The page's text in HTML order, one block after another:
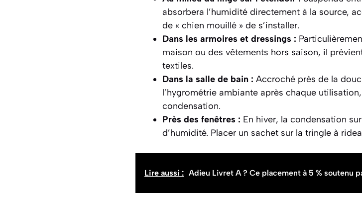
absorbera l’humidité directement à la source,
de « chien mouillé » de s’installer.
Dans les armoires et dressings :
maison ou des vêtements hors saison, il
textiles.
Dans la salle de bain : Accroché près de la
l’hygrométrie ambiante après chaque
condensation.
Près des fenêtres : En hiver, la condensation
d’humidité. Placer un sachet sur la tringle à
Lire aussi : Adieu Livret A ? Ce placement à 5 % soutenu